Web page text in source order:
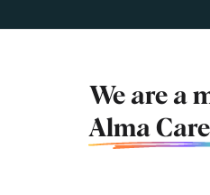
We are a
Alma